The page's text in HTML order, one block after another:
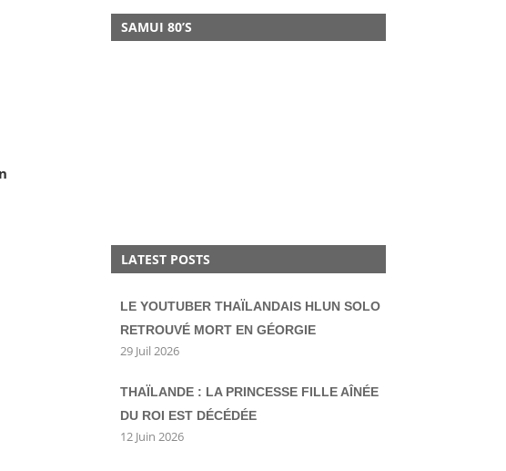
SAMUI 80’S
LATEST POSTS
LE YOUTUBER THAÏLANDAIS HLUN SOLO
RETROUVÉ MORT EN GÉORGIE
29 Juil 2026
THAÏLANDE : LA PRINCESSE FILLE AÎNÉE
DU ROI EST DÉCÉDÉE
12 Juin 2026